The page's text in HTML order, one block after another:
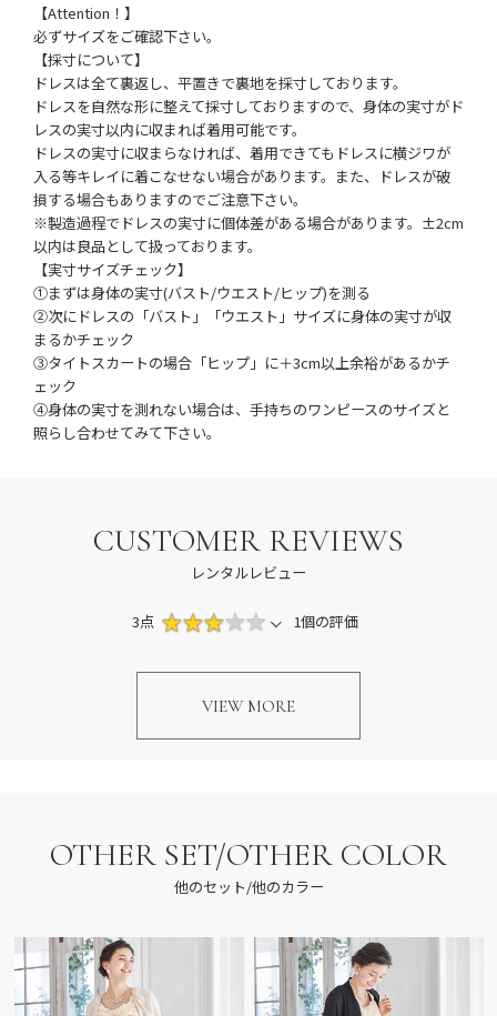
【Attention！】
必ずサイズをご確認下さい。
【採寸について】
ドレスは全て裏返し、平置きで裏地を採寸しております。
ドレスを自然な形に整えて採寸しておりますので、身体の実寸がド
レスの実寸以内に収まれば着用可能です。
ドレスの実寸に収まらなければ、着用できてもドレスに横ジワが
入る等キレイに着こなせない場合があります。また、ドレスが破
損する場合もありますのでご注意下さい。
※製造過程でドレスの実寸に個体差がある場合があります。±2cm
以内は良品として扱っております。
【実寸サイズチェック】
①まずは身体の実寸(バスト/ウエスト/ヒップ)を測る
②次にドレスの「バスト」「ウエスト」サイズに身体の実寸が収
まるかチェック
③タイトスカートの場合「ヒップ」に＋3cm以上余裕があるかチ
ェック
④身体の実寸を測れない場合は、手持ちのワンピースのサイズと
照らし合わせてみて下さい。
CUSTOMER REVIEWS
レンタルレビュー
3点 1個の評価
VIEW MORE
OTHER SET/OTHER COLOR
他のセット/他のカラー